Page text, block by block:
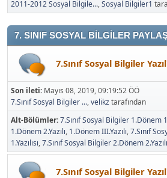
2011-2012 Sosyal Bilgile...,Sosyal Bilgiler1
7. SINIF SOSYAL BİLGİLER
7.Sınıf Sosyal Bilgiler
Son ileti: Mayıs 08, 2019, 09:19:52 ÖÖ
7.Sınıf Sosyal Bilgiler ...,velikztarafından
Alt-Bölümler 7.Sınıf Sosyal Bilgiler 1.Dönem
1.Dönem 2.Yazılı 1.Dönem III.Yazılı 7.Sınıf
1.Yazılısı 7.Sınıf Sosyal Bilgiler 2.Dönem
7.Sınıf Sosyal Bilgiler